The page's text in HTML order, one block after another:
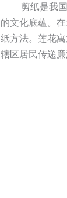
剪纸是我国
的文化底蕴。
纸方法。莲花
辖区居民传递